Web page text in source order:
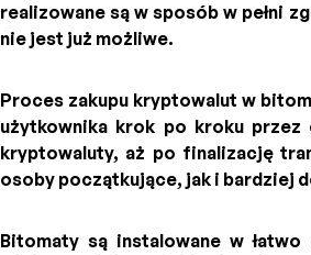
realizowane są w sposób w pełni
nie jest już możliwe.
Proces zakupu kryptowalut w
użytkownika krok po kroku
kryptowaluty, aż po finalizację
osoby początkujące, jak i bardziej
Bitomaty są instalowane w